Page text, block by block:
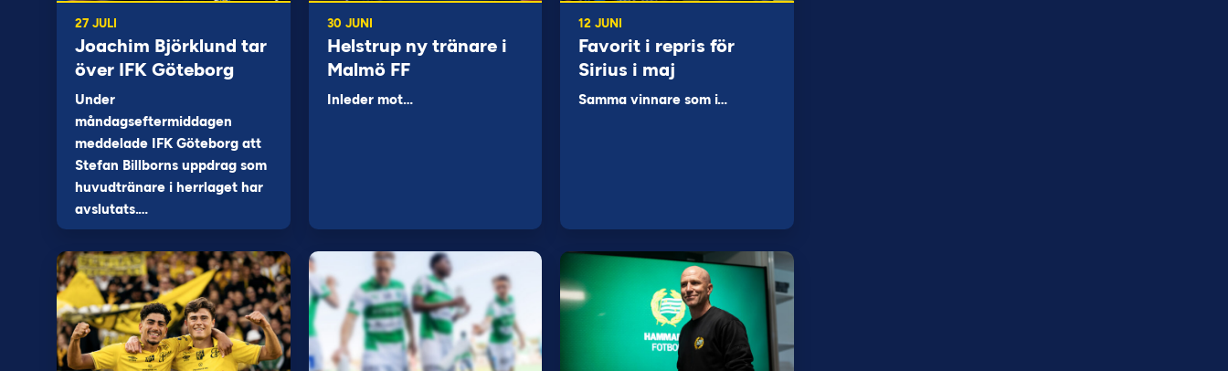
27 JULI
Joachim Björklund tar
över IFK Göteborg
Under
måndagseftermiddagen
meddelade IFK Göteborg att
Stefan Billborns uppdrag som
huvudtränare i herrlaget har
avslutats.…
30 JUNI
Helstrup ny tränare i
Malmö FF
Inleder mot…
12 JUNI
Favorit i repris för
Sirius i maj
Samma vinnare som i…